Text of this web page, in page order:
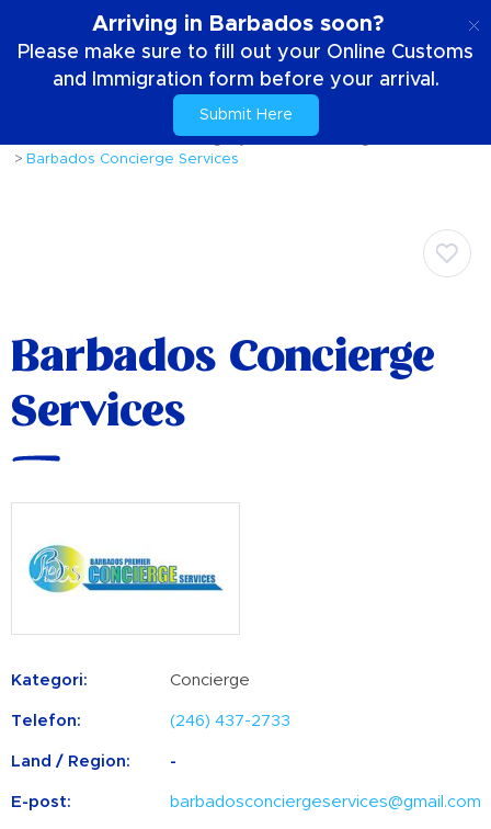
Arriving in Barbados soon?
Please make sure to fill out your Online Customs
and Immigration form before your arrival.
Submit Here
Personliga tjänster
Concierge
Barbados Concierge Services
Barbados Concierge
Services
Kategori: Concierge
Telefon: (246) 437-2733
Land / Region: -
E-post: barbadosconciergeservices@gmail.com